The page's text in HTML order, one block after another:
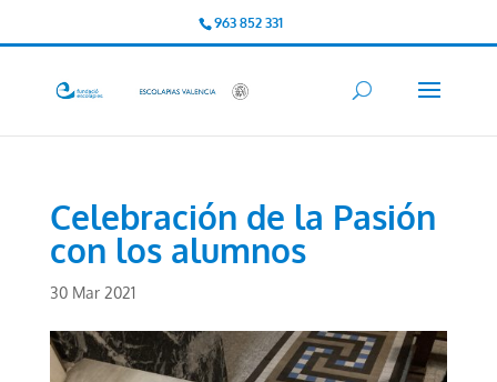
963 852 331
Celebración de la Pasión
con los alumnos
30 Mar 2021